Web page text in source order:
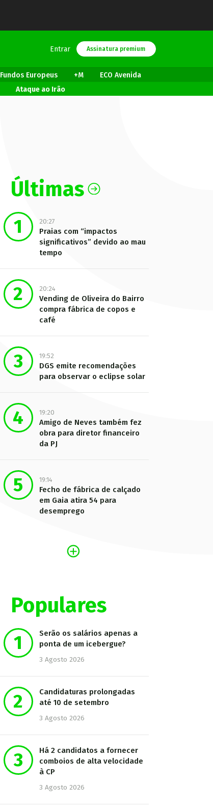
Entrar Assinatura premium
Fundos Europeus +M
ECO Avenida
Ataque ao Irão
Últimas
20:27
Praias com “impactos
significativos” devido ao mau
tempo
20:24
Vending de Oliveira do Bairro
compra fábrica de copos e
café
19:52
DGS emite recomendações
para observar o eclipse solar
19:20
Amigo de Neves também fez
obra para diretor financeiro
da PJ
19:14
Fecho de fábrica de calçado
em Gaia atira 54 para
desemprego
Populares
Serão os salários apenas a
ponta de um icebergue?
3 Agosto 2026
Candidaturas prolongadas
até 10 de setembro
3 Agosto 2026
Há 2 candidatos a fornecer
comboios de alta velocidade
à CP
3 Agosto 2026